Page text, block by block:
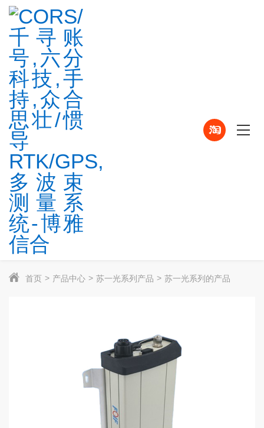
首页 产品中心 苏一光系列产品 苏一光系列的产品